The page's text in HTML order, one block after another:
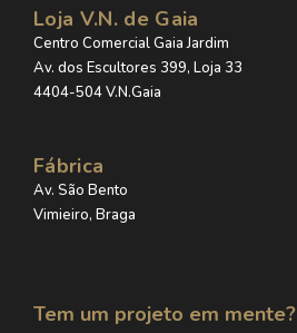
Loja V.N. de Gaia
Centro Comercial Gaia Jardim
Av. dos Escultores 399, Loja 33
4404-504 V.N.Gaia
Fábrica
Av. São Bento
Vimieiro, Braga
Tem um projeto em mente?